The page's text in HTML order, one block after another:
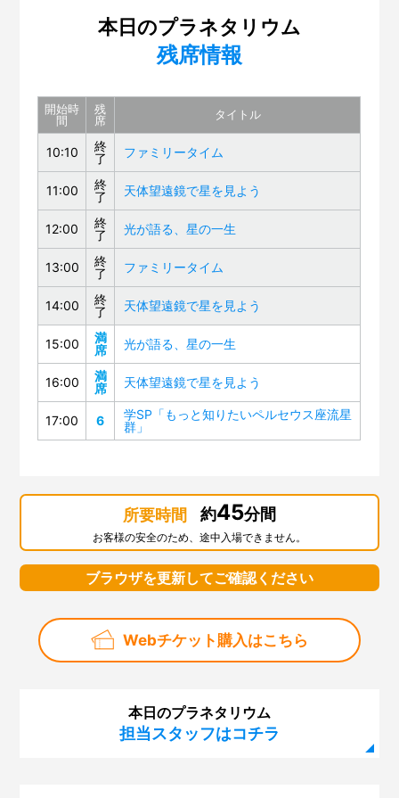
本日のプラネタリウム
残席情報
開始時
間
残
席
タイトル
10:10
終
了
ファミリータイム
11:00
終
了
天体望遠鏡で星を見よう
12:00
終
了
光が語る、星の一生
13:00
終
了
ファミリータイム
14:00
終
了
天体望遠鏡で星を見よう
15:00
満
席
光が語る、星の一生
16:00
満
席
天体望遠鏡で星を見よう
17:00 6
学SP「もっと知りたいペルセウス座流星
群」
所要時間 約45分間
お客様の安全のため、途中入場できません。
ブラウザを更新してご確認ください
Webチケット購入はこちら
本日のプラネタリウム
担当スタッフはコチラ